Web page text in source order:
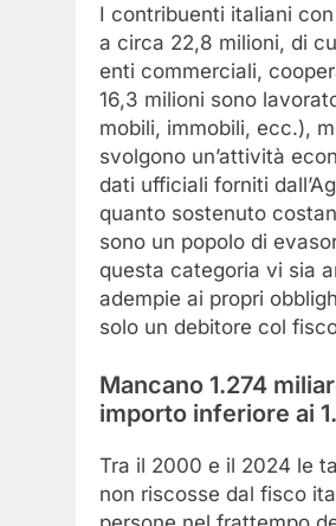
I contribuenti italiani
a circa 22,8 milioni, di
enti commerciali,
16,3 milioni sono
mobili, immobili, ecc.),
svolgono un’attività
dati ufficiali forniti
quanto sostenuto
sono un popolo di
questa categoria vi sia
adempie ai propri
solo un debitore col
Mancano 1.274
importo inferiore ai
Tra il 2000 e il 2024 le
non riscosse dal fisco